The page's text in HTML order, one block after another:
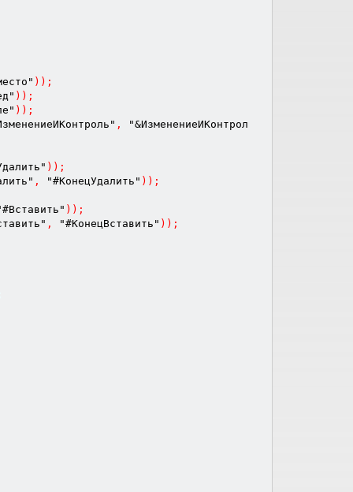
) ) ;
) ) ;
) ) ;
,
"&ИзменениеИКонтрол
) ) ;
, "#КонецУдалить" ) ) ;
) ) ;
, "#КонецВставить" ) ) ;